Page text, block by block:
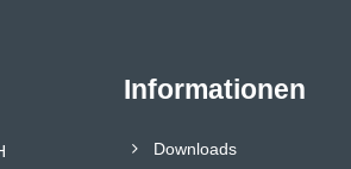
Informationen
Downloads